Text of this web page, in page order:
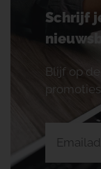
Schrijf
Blijf op